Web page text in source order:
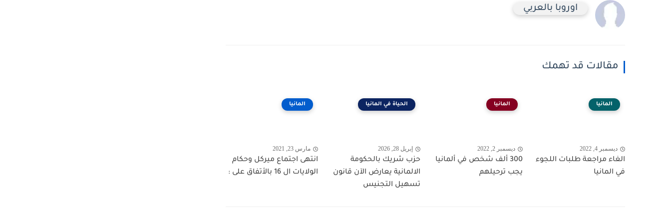
اوروبا بالعربي
مقالات قد تهمك
المانيا
ديسمبر 4, 2022
الغاء مراجعة طلبات اللجوء
في المانيا
المانيا
ديسمبر 2, 2022
300 ألف شخص في ألمانيا
يجب ترحيلهم
الحياة في المانيا
إبريل 28, 2026
حزب شريك بالحكومة
الالمانية يعارض الآن قانون
تسهيل التجنيس
المانيا
مارس 23, 2021
انتهى اجتماع ميركل وحكام
الولايات ال 16 بالأتفاق على :